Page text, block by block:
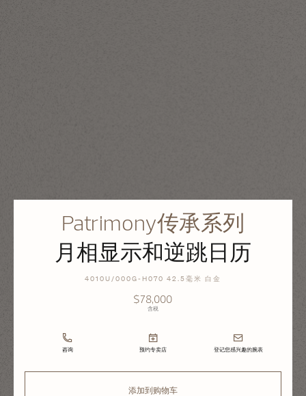
Patrimony传承系列
月相显示和逆跳日历
4010U/000G-H070 42.5毫米 白金
$78,000
含税
咨询 预约专卖店 登记您感兴趣的腕表
添加到购物车